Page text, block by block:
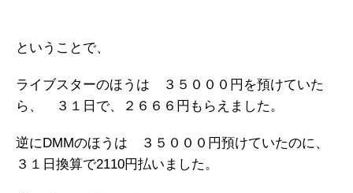
ということで、
ライブスターのほうは ３５０００円を預けていた
ら、 ３１日で、２６６６円もらえました。
逆にDMMのほうは ３５０００円預けていたのに、
３１日換算で2110円払いました。